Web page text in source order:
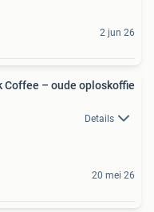
2 jun 26
Coffee – oude oploskoffie
Details
20 mei 26